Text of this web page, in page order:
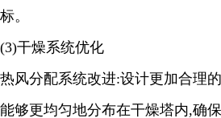
标。
(3)干燥系统优化
热风分配系统改进:设计更加合理
能够更均匀地分布在干燥塔内,确